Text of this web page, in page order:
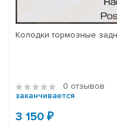
Колодки тормозные
0 отзывов
заканчивается
3 150 ₽